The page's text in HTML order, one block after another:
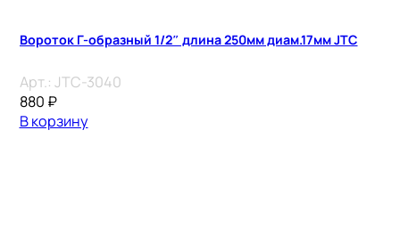
Вороток Г-образный 1/2″ длина 250мм диам.17мм JTC
Арт.: JTC-3040
880 ₽
В корзину